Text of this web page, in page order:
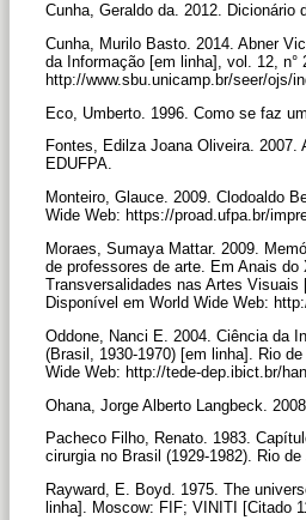
Cunha, Geraldo da. 2012. Dicionário
Cunha, Murilo Basto. 2014. Abner
da Informação [em linha], vol. 12,
http://www.sbu.unicamp.br/seer/ojs/
Eco, Umberto. 1996. Como se faz
Fontes, Edilza Joana Oliveira. 2007.
EDUFPA.
Monteiro, Glauce. 2009. Clodoaldo
Wide Web: https://proad.ufpa.br/
Moraes, Sumaya Mattar. 2009.
de professores de arte. Em Anais
Transversalidades nas Artes Visuais
Disponível em World Wide Web:
Oddone, Nanci E. 2004. Ciência da
(Brasil, 1930-1970) [em linha]. Rio
Wide Web: http://tede-dep.ibict.br/
Ohana, Jorge Alberto Langbeck.
Pacheco Filho, Renato. 1983.
cirurgia no Brasil (1929-1982). Rio
Rayward, E. Boyd. 1975. The
linha]. Moscow: FIF; VINITI [Citado